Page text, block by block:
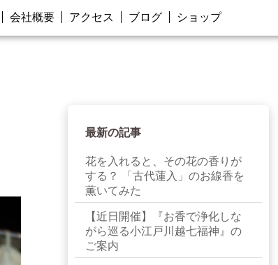
会社概要 アクセス ブログ ショップ
最新の記事
花を入れると、その花の香りが
する？ 「古代蓮入」のお線香を
薫いてみた
【近日開催】『お香で浄化しな
がら巡る小江戸川越七福神』の
ご案内